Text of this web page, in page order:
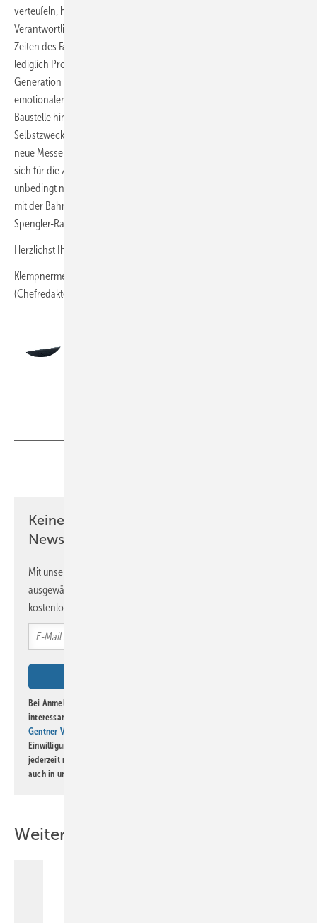
verteufeln, hat aufgehört, Zukunft zu gestalten. Die Strategie der
Verantwortlichen folgt daher einer zwingenden Notwendigkeit: In
Zeiten des Fachkräftemangels reicht es nicht mehr aus,
lediglich Produkte auf Paletten zu präsentieren. Um die nächste
Generation für Metall, Ziegel oder Holz zu begeistern, bedarf es
emotionaler Anker und einer Sprache, die über den Tellerrand der
Baustelle hinausreicht. Das „Entertainment“ dient dabei nicht als
Selbstzweck, sondern als Türöffner für fachlichen Tiefgang. Ob das
neue Messekonzept aufgeht, wird sich zeigen. Deshalb mein Tipp: Wer
sich für die Zukunft des Spenglerhandwerks interessiert, sollte
unbedingt nach Köln zur Messe fahren. Die Anreise gelingt klassisch
mit der Bahn, dem Auto oder – im Sinne wahrer Innovation – mit dem
Spengler-­Raumschiff.
Herzlichst Ihr
Klempnermeister Andreas Buck
(Chefredakteur)
Keine Zeit? Kein Problem mit dem BM
Newsletter!
Mit unserem Newsletter erhalten Sie regelmäßig von uns
ausgewählte Informationen und Neuigkeiten, gebündelt und
kostenlos direkt ins Postfach.
Bei Anmeldung zu diesem Newsletter bin ich damit einverstanden, über
interessante Verlags- und Online-Angebote
Gentner Verlag GmbH & Co. KG
Einwilligung kann ich jederzeit widerrufen und eine Abmeldung ist
jederzeit möglich. Informationen zum Umgang mit Daten finden Sie
auch in unserer
Weitere Inhalte